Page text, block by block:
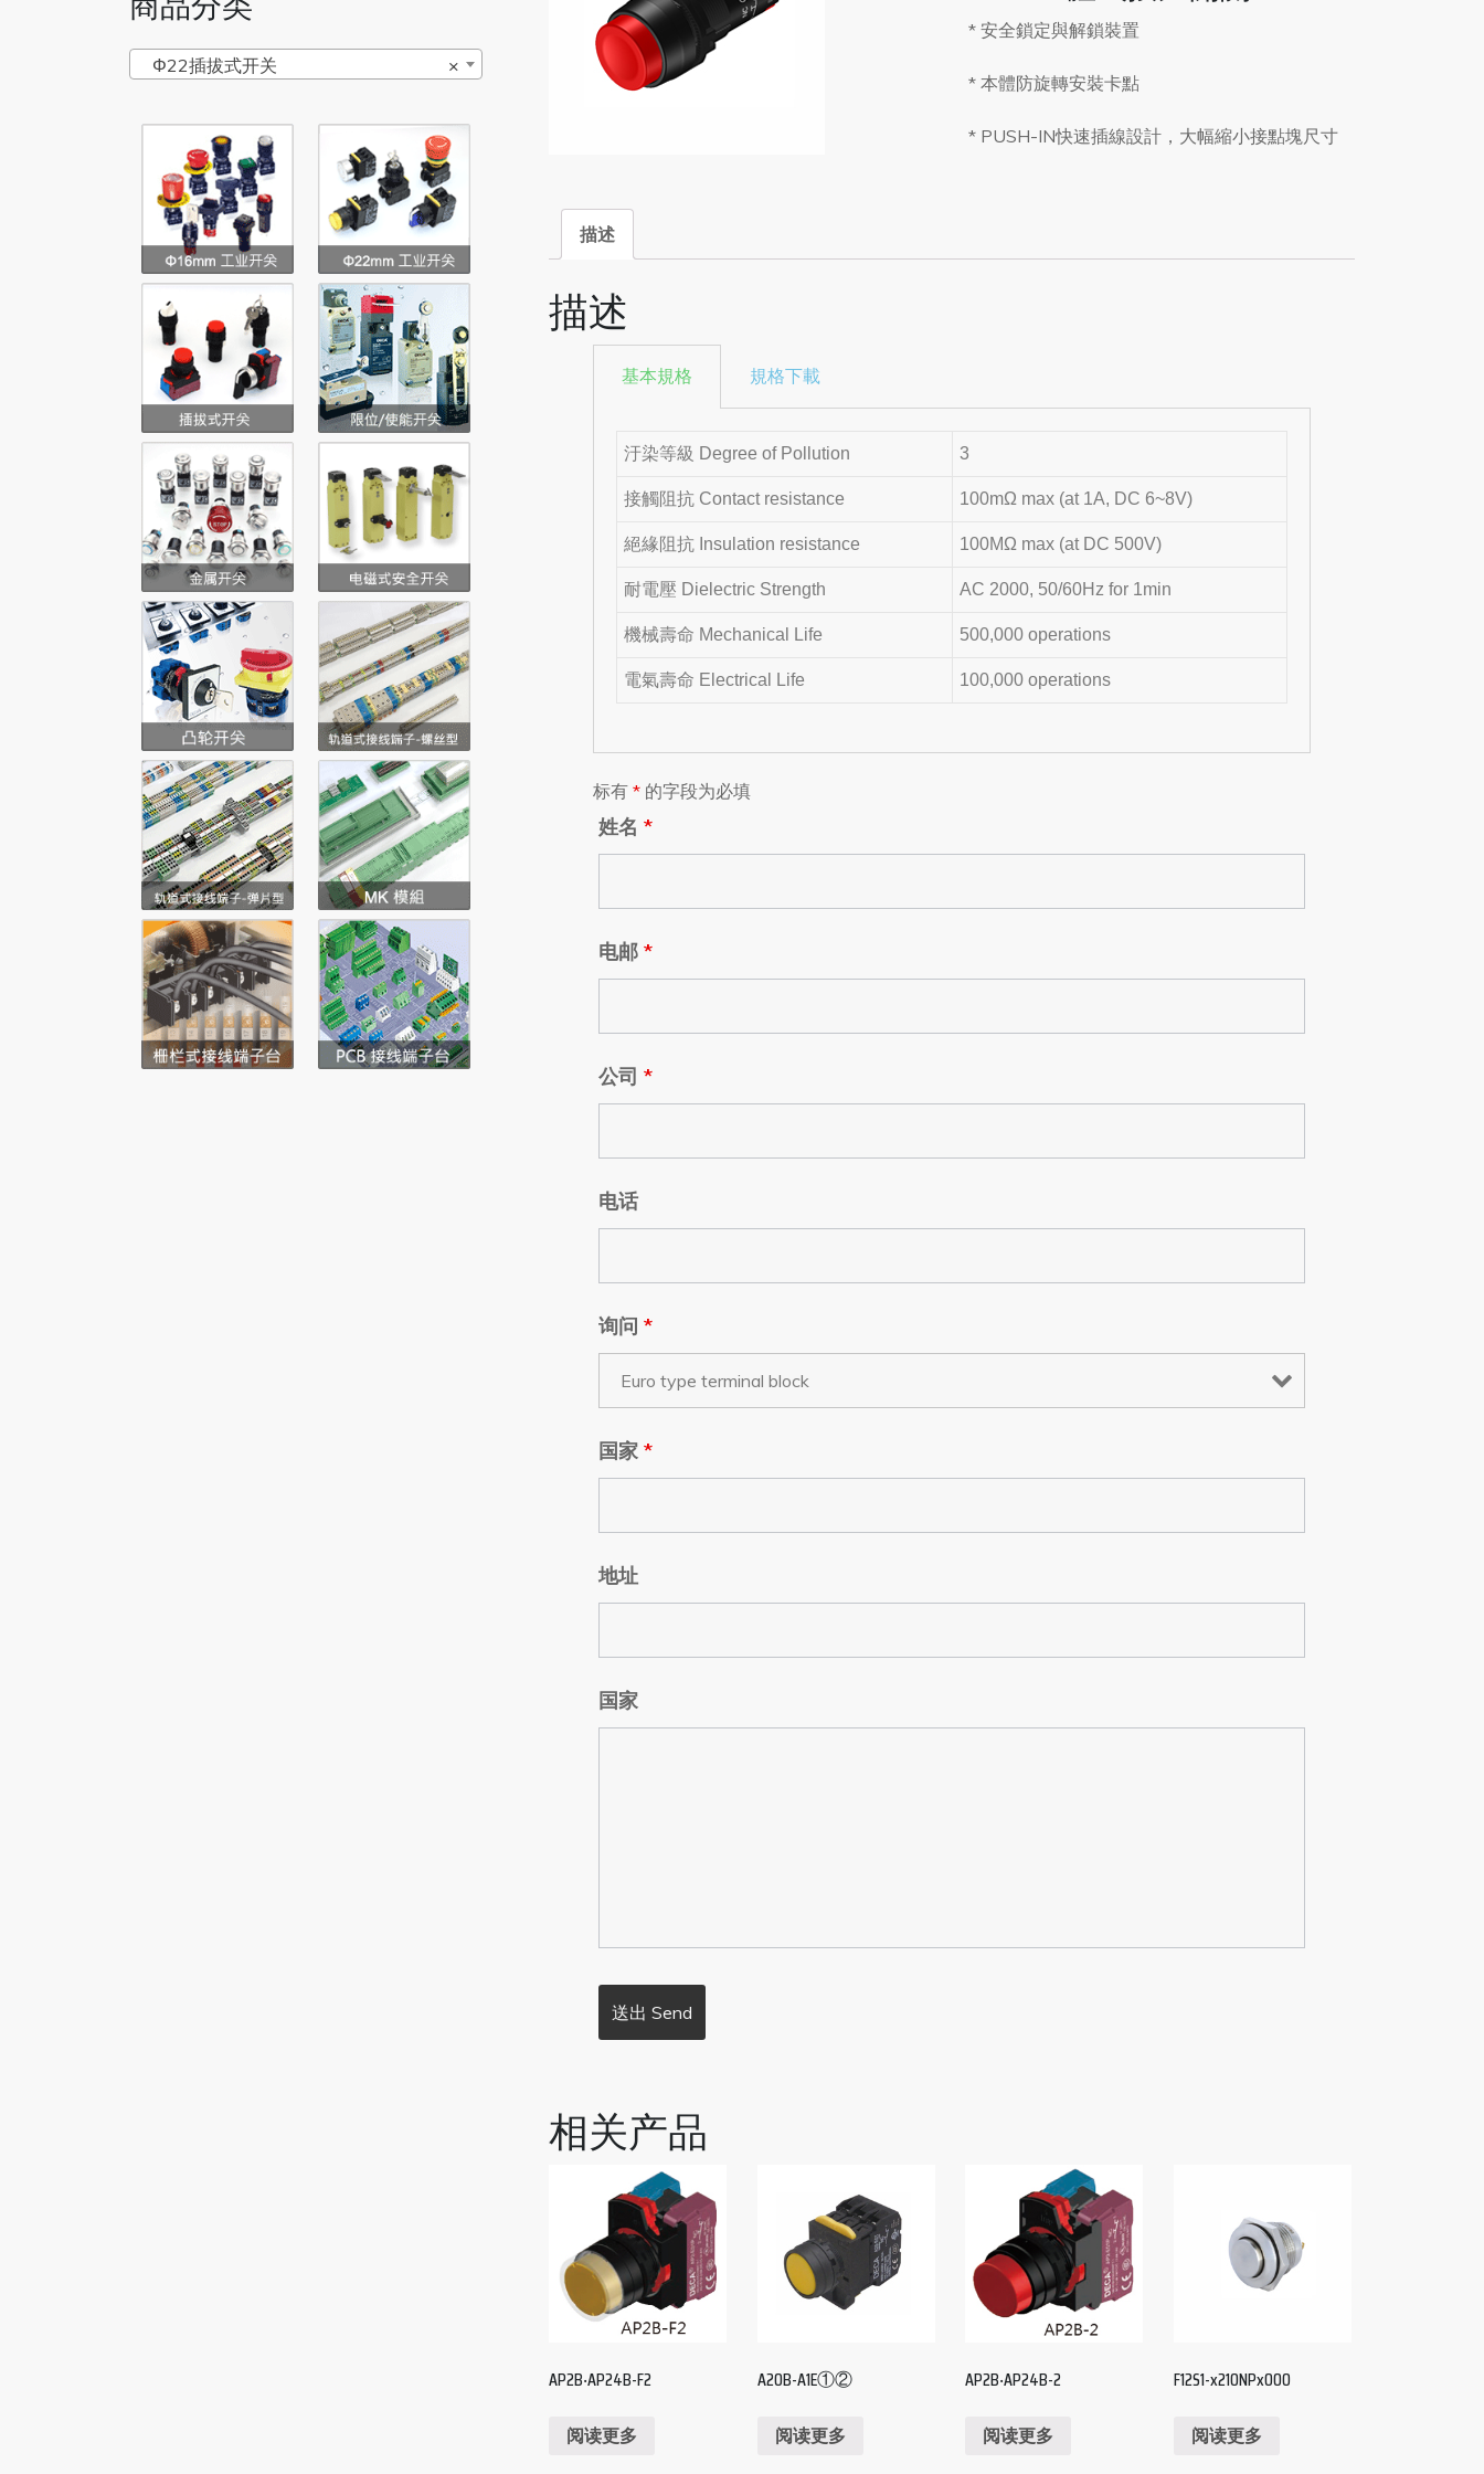
* 安全鎖定與解鎖裝置
* 本體防旋轉安裝卡點
* PUSH-IN快速插線設計，大幅縮小接點塊尺寸
描述
描述
基本規格 規格下載
汙染等級 Degree of Pollution 3
接觸阻抗 Contact resistance 100mΩ max (at 1A, DC 6~8V)
絕緣阻抗 Insulation resistance 100MΩ max (at DC 500V)
耐電壓 Dielectric Strength AC 2000, 50/60Hz for 1min
機械壽命 Mechanical Life 500,000 operations
電氣壽命 Electrical Life 100,000 operations
标有 * 的字段为必填
姓名 *
电邮 *
公司 *
电话
询问 *
国家 *
地址
国家
相关产品
AP2B‧AP24B-F2
阅读更多
A20B-A1E①②
阅读更多
AP2B‧AP24B-2
阅读更多
F12S1-x210NPx000
阅读更多
×
Φ22插拔式开关